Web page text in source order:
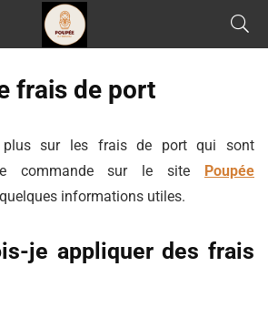
frais de port
plus sur les frais de port qui sont
commande sur le site Poupée
informations utiles.
je appliquer des frais